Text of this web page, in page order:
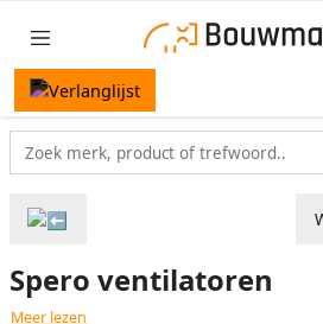
Spero ventilatoren
Meer lezen